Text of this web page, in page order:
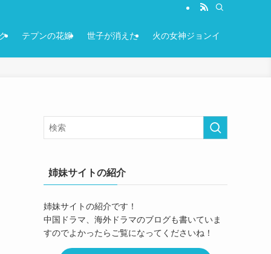
テプンの花嫁 世子が消えた 火の女神ジョンイ
姉妹サイトの紹介
姉妹サイトの紹介です！
中国ドラマ、海外ドラマのブログも書いていま
すのでよかったらご覧になってくださいね！